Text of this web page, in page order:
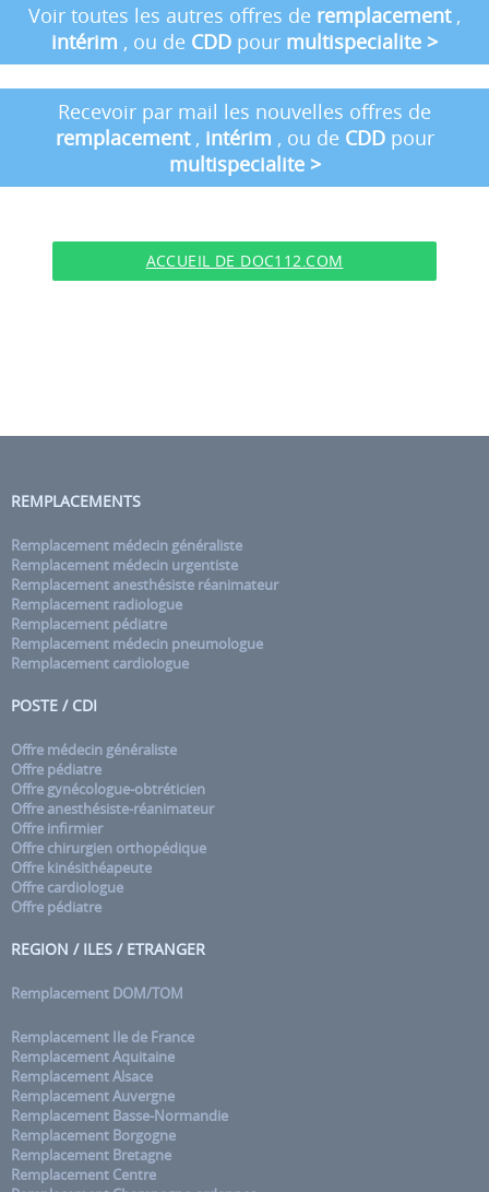
Voir toutes les autres offres de remplacement ,
intérim , ou de CDD pour multispecialite >
Recevoir par mail les nouvelles offres de
remplacement , intérim , ou de CDDpour
multispecialite >
ACCUEIL DE DOC112.COM
REMPLACEMENTS
Remplacement médecin généraliste
Remplacement médecin urgentiste
Remplacement anesthésiste réanimateur
Remplacement radiologue
Remplacement pédiatre
Remplacement médecin pneumologue
Remplacement cardiologue
POSTE / CDI
Offre médecin généraliste
Offre pédiatre
Offre gynécologue-obtréticien
Offre anesthésiste-réanimateur
Offre infirmier
Offre chirurgien orthopédique
Offre kinésithéapeute
Offre cardiologue
Offre pédiatre
REGION / ILES / ETRANGER
Remplacement DOM/TOM
Remplacement Ile de France
Remplacement Aquitaine
Remplacement Alsace
Remplacement Auvergne
Remplacement Basse-Normandie
Remplacement Borgogne
Remplacement Bretagne
Remplacement Centre